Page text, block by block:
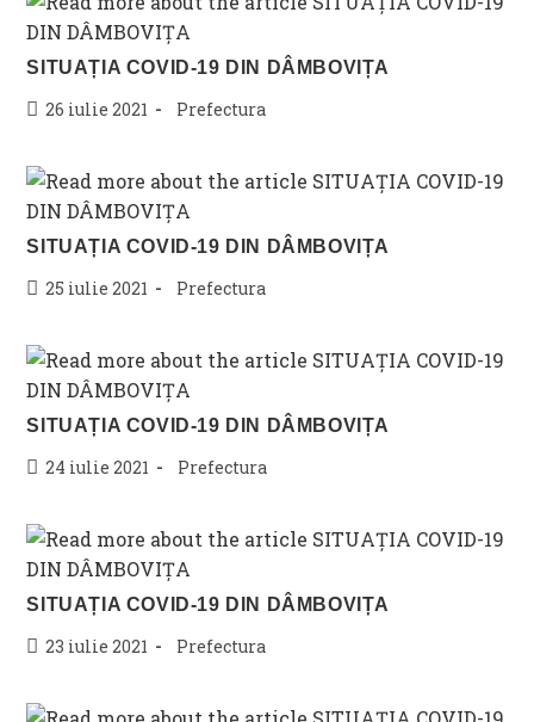
SITUAȚIA COVID-19 DIN DÂMBOVIȚA
Post26 iulie 2021
Post
Prefectura
SITUAȚIA COVID-19 DIN DÂMBOVIȚA
Post25 iulie 2021
Post
Prefectura
SITUAȚIA COVID-19 DIN DÂMBOVIȚA
Post24 iulie 2021
Post
Prefectura
SITUAȚIA COVID-19 DIN DÂMBOVIȚA
Post23 iulie 2021
Post
Prefectura